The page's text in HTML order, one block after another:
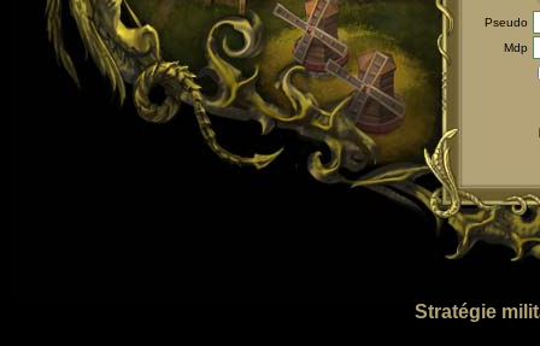
Pseudo
Mdp
Stratégie